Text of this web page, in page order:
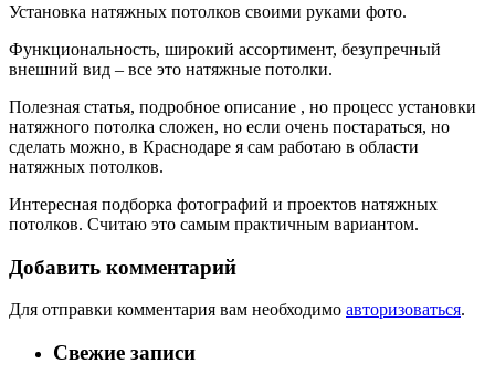
Установка натяжных потолков своими руками фото.
Функциональность, широкий ассортимент, безупречный
внешний вид – все это натяжные потолки.
Полезная статья, подробное описание , но процесс установки
натяжного потолка сложен, но если очень постараться, но
сделать можно, в Краснодаре я сам работаю в области
натяжных потолков.
Интересная подборка фотографий и проектов натяжных
потолков. Считаю это самым практичным вариантом.
Добавить комментарий
Для отправки комментария вам необходимо авторизоваться.
Свежие записи